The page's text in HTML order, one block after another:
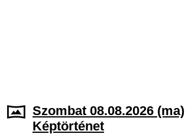
Szombat 08.08.2026 (ma)
Képtörténet